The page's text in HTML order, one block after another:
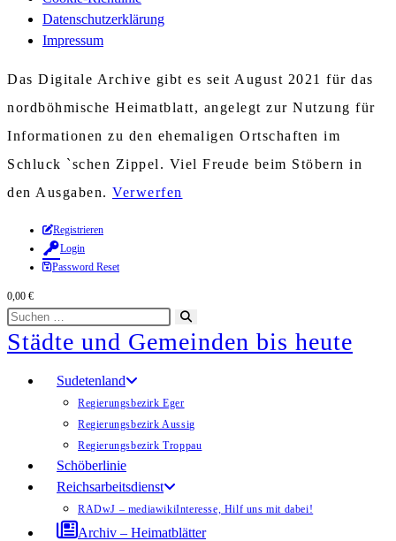
Datenschutzerklärung
Impressum
Das Digitale Archive gibt es seit August 2021 für das
nordböhmische Heimatblatt, angelegt zur Nutzung für
Informationen zu den ehemaligen Ortschaften im
Schluck `schen Zippel. Viel Freude beim Stöbern in
den Ausgaben. Verwerfen
Zum
Inhalt
springen
Registrieren
Login
Password Reset
0,00 €
Diese
Website
durchsuchen
starten
Städte und Gemeinden bis heute
Sudetenland
Regierungsbezirk Eger
Regierungsbezirk Aussig
Regierungsbezirk Troppau
Schöberlinie
Reichsarbeitsdienst
RADwJ – mediawikiInteresse, Hilf uns mit dabei!
Archiv – Heimatblätter